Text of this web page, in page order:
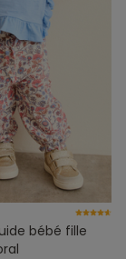
bébé fille